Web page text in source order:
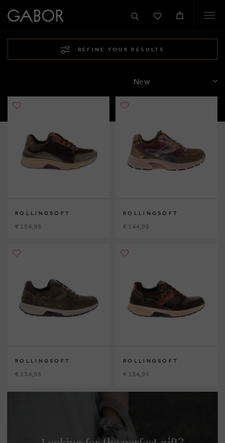
REFINE YOUR RESULTS
SORT
ROLLINGSOFT
€ 154,95
ROLLINGSOFT
€ 144,95
ROLLINGSOFT
€ 134,95
ROLLINGSOFT
€ 134,95